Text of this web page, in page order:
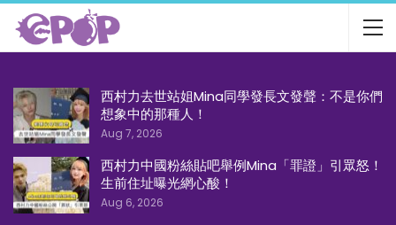
西村力去世站姐Mina同學發長文發聲：不是你們
想象中的那種人！
Aug 7, 2026
西村力中國粉絲貼吧舉例Mina「罪證」引眾怒！
生前住址曝光網心酸！
Aug 6, 2026